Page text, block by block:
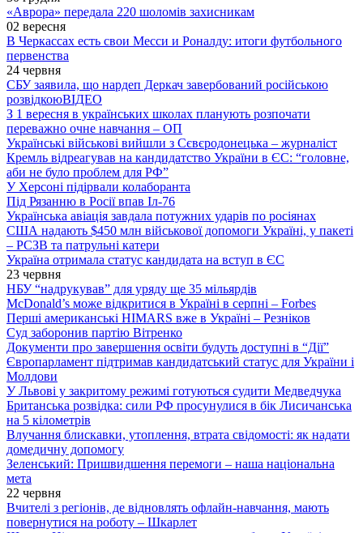
«Аврора» передала 220 шоломів захисникам
02 вересня
В Черкассах есть свои Месси и Роналду: итоги футбольного
первенства
24 червня
СБУ заявила, що нардеп Деркач завербований російською
розвідкоюВІДЕО
З 1 вересня в українських школах планують розпочати
переважно очне навчання – ОП
Українські військові вийшли з Сєвєродонецька – журналіст
Кремль відреагував на кандидатство України в ЄС: “головне,
аби не було проблем для РФ”
У Херсоні підірвали колаборанта
Під Рязанню в Росії впав Іл-76
Українська авіація завдала потужних ударів по росіянах
США надають $450 млн військової допомоги Україні, у пакеті
– РСЗВ та патрульні катери
Україна отримала статус кандидата на вступ в ЄС
23 червня
НБУ “надрукував” для уряду ще 35 мільярдів
McDonald’s може відкритися в Україні в серпні – Forbes
Перші американські HIMARS вже в Україні – Резніков
Суд заборонив партію Вітренко
Документи про завершення освіти будуть доступні в “Дії”
Європарламент підтримав кандидатський статус для України і
Молдови
У Львові у закритому режимі готуються судити Медведчука
Британська розвідка: сили РФ просунулися в бік Лисичанська
на 5 кілометрів
Влучання блискавки, утоплення, втрата свідомості: як надати
домедичну допомогу
Зеленський: Пришвидшення перемоги – наша національна
мета
22 червня
Вчителі з регіонів, де відновлять офлайн-навчання, мають
повернутися на роботу – Шкарлет